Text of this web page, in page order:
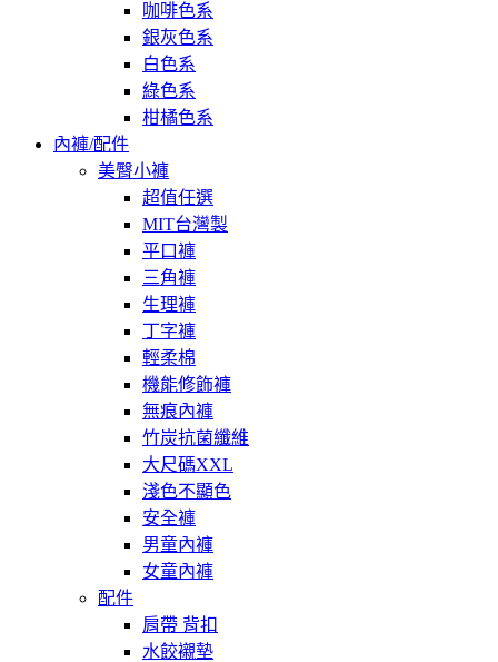
咖啡色系
銀灰色系
白色系
綠色系
柑橘色系
內褲/配件
美臀小褲
超值任選
MIT台灣製
平口褲
三角褲
生理褲
丁字褲
輕柔棉
機能修飾褲
無痕內褲
竹炭抗菌纖維
大尺碼XXL
淺色不顯色
安全褲
男童內褲
女童內褲
配件
肩帶 背扣
水餃襯墊